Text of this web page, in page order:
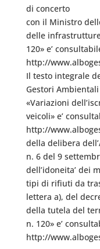
di concerto
con il Ministro
delle
120» e’
http://
Il testo integrale
Gestori
«Variazioni
veicoli» e’
http://
della delibera
n. 6 del 9
dell’idoneita’ dei
tipi di rifiuti da
lettera a), del
della tutela del
n. 120» e’
http://